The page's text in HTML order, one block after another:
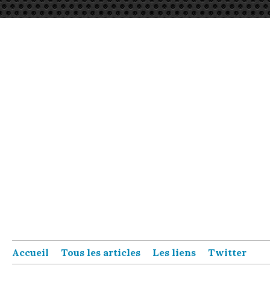
Accueil Tous les articles Les liens Twitter